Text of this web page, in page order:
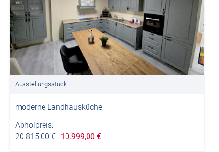
Ausstellungsstück
moderne Landhausküche
Abholpreis:
20.815,00 € 10.999,00 €